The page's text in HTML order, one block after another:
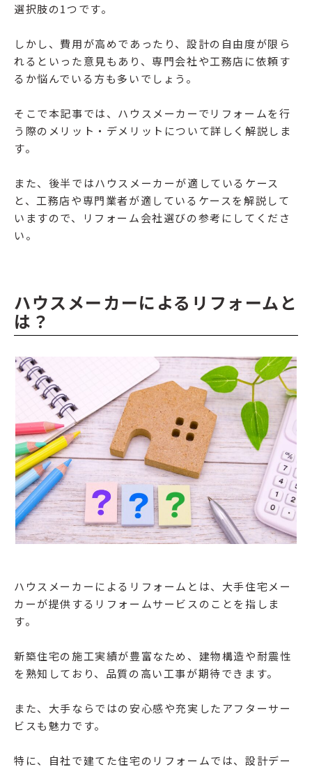
選択肢の1つです。
しかし、費用が高めであったり、設計の自由度が限ら
れるといった意見もあり、専門会社や工務店に依頼す
るか悩んでいる方も多いでしょう。
そこで本記事では、ハウスメーカーでリフォームを行
う際のメリット・デメリットについて詳しく解説しま
す。
また、後半ではハウスメーカーが適しているケース
と、工務店や専門業者が適しているケースを解説して
いますので、リフォーム会社選びの参考にしてくださ
い。
ハウスメーカーによるリフォームと
は？
ハウスメーカーによるリフォームとは、大手住宅メー
カーが提供するリフォームサービスのことを指しま
す。
新築住宅の施工実績が豊富なため、建物構造や耐震性
を熟知しており、品質の高い工事が期待できます。
また、大手ならではの安心感や充実したアフターサー
ビスも魅力です。
特に、自社で建てた住宅のリフォームでは、設計デー